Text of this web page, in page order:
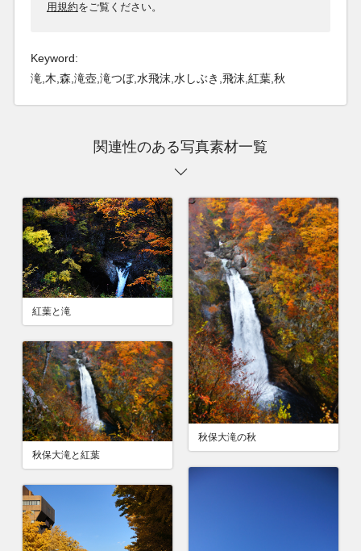
用規約をご覧ください。
Keyword:
滝,木,森,滝壺,滝つぼ,水飛沫,水しぶき,飛沫,紅葉,秋
関連性のある写真素材一覧
紅葉と滝
秋保大滝の秋
秋保大滝と紅葉